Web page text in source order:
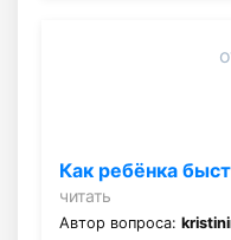
Как ребёнка
читать
Автор вопроса: